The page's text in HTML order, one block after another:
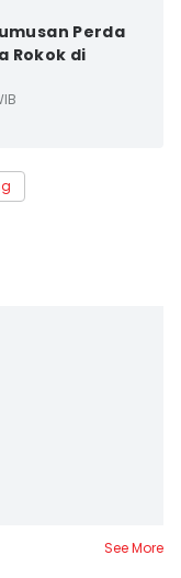
Perda
Rokok di
See More